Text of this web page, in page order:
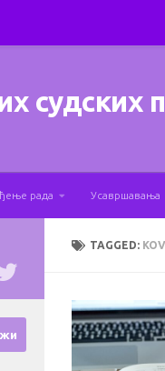
судских
рада Усавршавања
TAGGED: